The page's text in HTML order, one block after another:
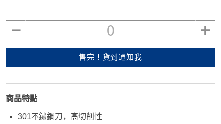
0
售完！貨到通知我
商品特點
301不鏽鋼刀，高切削性